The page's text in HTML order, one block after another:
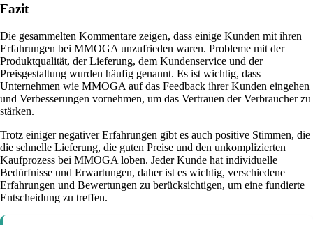
Fazit
Die gesammelten Kommentare zeigen, dass einige Kunden mit ihren
Erfahrungen bei MMOGA unzufrieden waren. Probleme mit der
Produktqualität, der Lieferung, dem Kundenservice und der
Preisgestaltung wurden häufig genannt. Es ist wichtig, dass
Unternehmen wie MMOGA auf das Feedback ihrer Kunden eingehen
und Verbesserungen vornehmen, um das Vertrauen der Verbraucher zu
stärken.
Trotz einiger negativer Erfahrungen gibt es auch positive Stimmen, die
die schnelle Lieferung, die guten Preise und den unkomplizierten
Kaufprozess bei MMOGA loben. Jeder Kunde hat individuelle
Bedürfnisse und Erwartungen, daher ist es wichtig, verschiedene
Erfahrungen und Bewertungen zu berücksichtigen, um eine fundierte
Entscheidung zu treffen.